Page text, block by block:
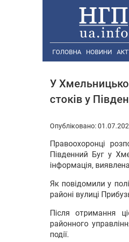
ГОЛОВНА НОВИНИ
У
стоків у
Опубліковано:
Правоохоронці
Південний Буг у
інформація,
Як повідомили у
районі вулиці
Після отримання
районного
події.